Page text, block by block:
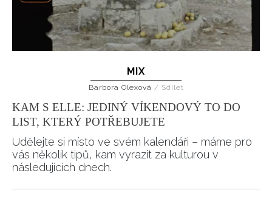
INFORMACE
REDAKCE
MIX
Barbora Olexová / Sdílet
KAM S ELLE: JEDINÝ VÍKENDOVÝ TO DO
LIST, KTERÝ POTŘEBUJETE
Udělejte si místo ve svém kalendáři – máme pro
vás několik tipů, kam vyrazit za kulturou v
následujících dnech.